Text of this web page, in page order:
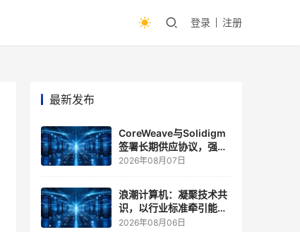
登录 注册
最新发布
CoreWeave与Solidigm
签署长期供应协议，强化
一体化人工智能云平台
2026年08月07日
浪潮计算机：凝聚技术共
识，以行业标准牵引能力
跃升
2026年08月06日